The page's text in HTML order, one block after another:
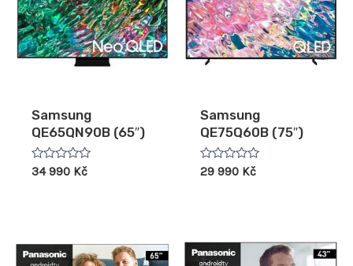
Samsung
QE65QN90B (65″)
Hodnocení
34 990 Kč
Samsung
QE75Q60B (75″)
Hodnocení
29 990 Kč